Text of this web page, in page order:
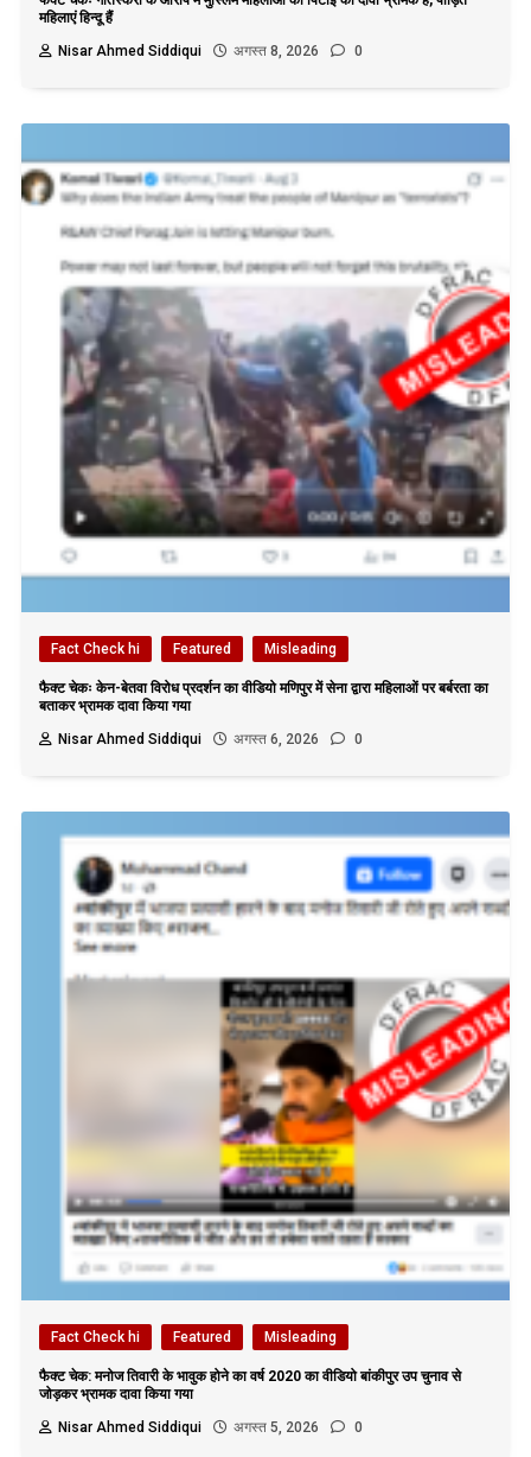
महिलाएं हिन्दू हैं
Nisar Ahmed Siddiqui
अगस्त 8, 2026 0
Fact Check hi Featured Misleading
फैक्ट चेकः केन-बेतवा विरोध प्रदर्शन का वीडियो मणिपुर में सेना द्वारा महिलाओं पर बर्बरता का
बताकर भ्रामक दावा किया गया
Nisar Ahmed Siddiqui
अगस्त 6, 2026 0
Fact Check hi Featured Misleading
फैक्ट चेक: मनोज तिवारी के भावुक होने का वर्ष 2020 का वीडियो बांकीपुर उप चुनाव से
जोड़कर भ्रामक दावा किया गया
Nisar Ahmed Siddiqui
अगस्त 5, 2026 0